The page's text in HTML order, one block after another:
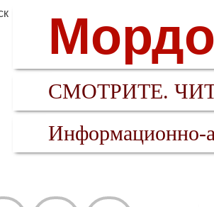
СМОТРИТЕ.
Информационно-